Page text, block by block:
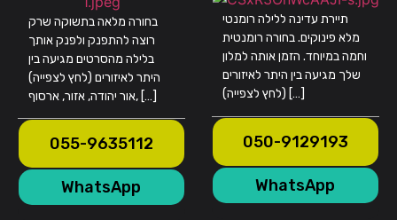
בחורה מלאה בתשוקה שרק
רוצה להתפנק ולפנק אותך
בלילה מהסרטים מגיעה בין
היתר לאיזורים (לחץ לצפייה)
אור יהודה, אזור, ארסוף, […]
055-9635112
WhatsApp
תיירת עדינה ללילה רומנטי
מלא פינוקים. בחורה רומנטית
וחמה במיוחד. הזמן אותה למלון
שלך מגיעה בין היתר לאיזורים
(לחץ לצפייה) […]
050-9129193
WhatsApp